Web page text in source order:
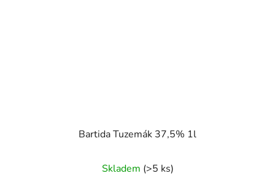
Bartida Tuzemák 37,5% 1l
Skladem (>5 ks)